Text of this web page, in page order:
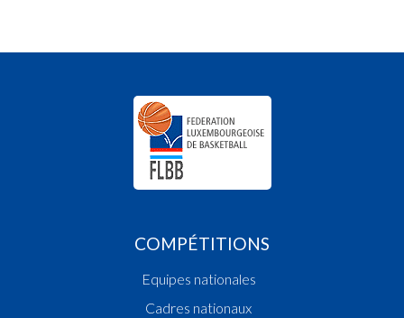
COMPÉTITIONS
Equipes nationales
Cadres nationaux